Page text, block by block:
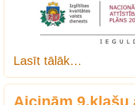
Lasīt tālāk…
Aicinām